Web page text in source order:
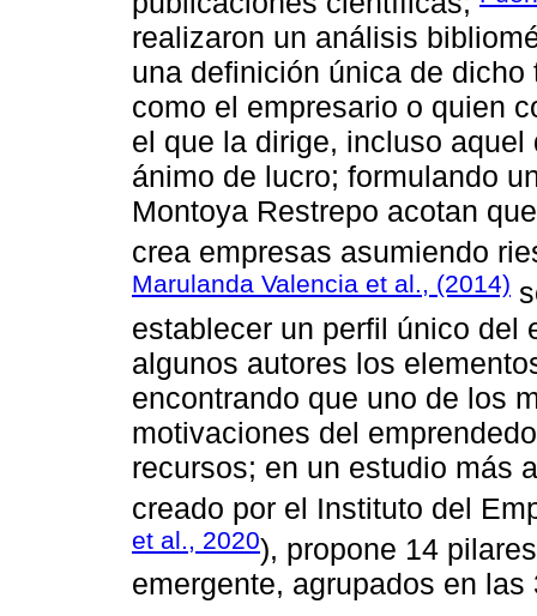
realizaron un análisis
una definición única de
como el empresario o quien
el que la dirige, incluso
ánimo de lucro; formulando
Montoya Restrepo acotan
crea empresas asumiendo
Marulanda Valencia et al., (2014)
establecer un perfil único del
algunos autores los
encontrando que uno de los
motivaciones del
recursos; en un estudio más
creado por el Instituto del
et al., 2020), propone 14
emergente, agrupados en